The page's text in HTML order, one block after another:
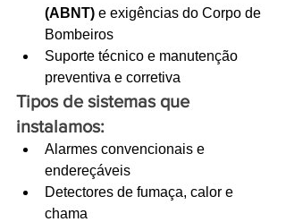
(ABNT) e exigências do Corpo de
Bombeiros
Suporte técnico e manutenção
preventiva e corretiva
Tipos de sistemas que
instalamos:
Alarmes convencionais e
endereçáveis
Detectores de fumaça, calor e
chama